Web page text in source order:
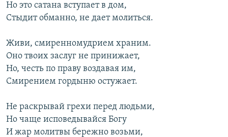
Но это сатана вступает в дом,
Стыдит обманно, не дает молиться.
Живи, смиренномудрием храним.
Оно твоих заслуг не принижает,
Но, честь по праву воздавая им,
Смирением гордыню остужает.
Не раскрывай грехи перед людьми,
Но чаще исповедывайся Богу
И жар молитвы бережно возьми,